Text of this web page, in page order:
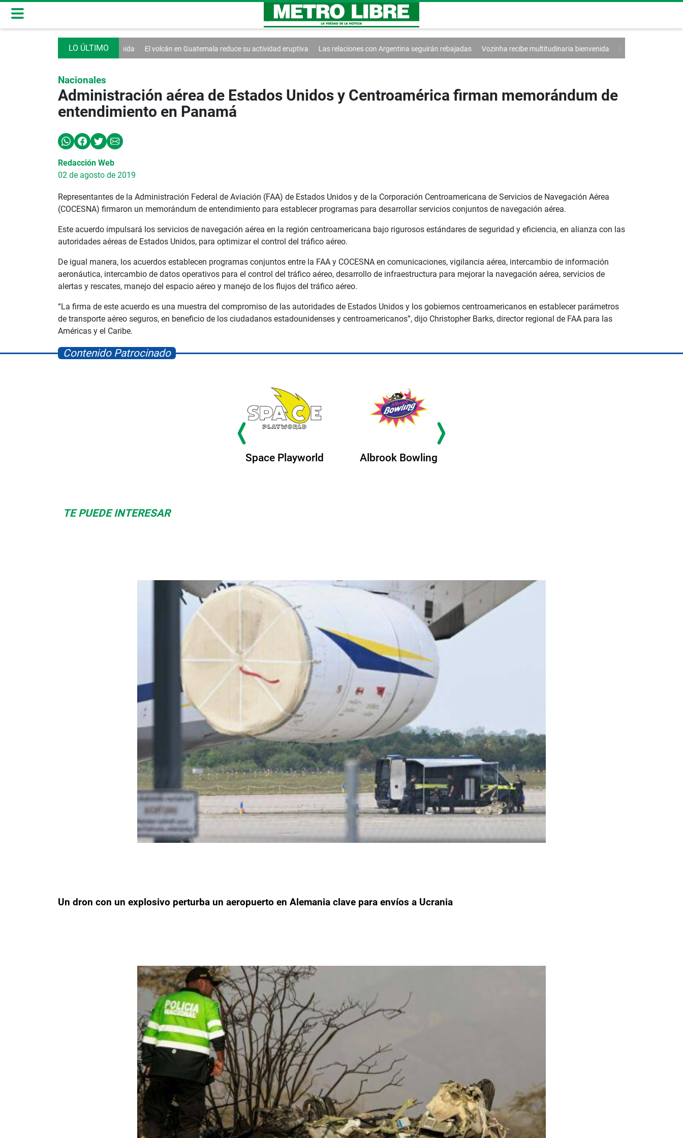
bienvenida El volcán en Guatemala reduce su actividad eruptiva Las relaciones con Argentina seguirán rebajadas Vozinha recibe multitudinaria bienvenida El volcán en Guatemala reduce su
Nacionales
Administración aérea de Estados Unidos y Centroamérica firman memorándum de
entendimiento en Panamá
Redacción Web
02 de agosto de 2019
Representantes de la Administración Federal de Aviación (FAA) de Estados Unidos y de la Corporación Centroamericana de Servicios de Navegación Aérea
(COCESNA) firmaron un memorándum de entendimiento para establecer programas para desarrollar servicios conjuntos de navegación aérea.
Este acuerdo impulsará los servicios de navegación aérea en la región centroamericana bajo rigurosos estándares de seguridad y eficiencia, en alianza con las
autoridades aéreas de Estados Unidos, para optimizar el control del tráfico aéreo.
De igual manera, los acuerdos establecen programas conjuntos entre la FAA y COCESNA en comunicaciones, vigilancia aérea, intercambio de información
aeronáutica, intercambio de datos operativos para el control del tráfico aéreo, desarrollo de infraestructura para mejorar la navegación aérea, servicios de
alertas y rescates, manejo del espacio aéreo y manejo de los flujos del tráfico aéreo.
“La firma de este acuerdo es una muestra del compromiso de las autoridades de Estados Unidos y los gobiernos centroamericanos en establecer parámetros
de transporte aéreo seguros, en beneficio de los ciudadanos estadounidenses y centroamericanos”, dijo Christopher Barks, director regional de FAA para las
Américas y el Caribe.
Contenido Patrocinado
Albrook Bowling Space Playworld
TE PUEDE INTERESAR
Un dron con un explosivo perturba un aeropuerto en Alemania clave para envíos a Ucrania